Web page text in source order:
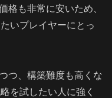
格も非常に安いため、
いプレイヤーにとっ
つ、構築難度も高くな
を試したい人に強く